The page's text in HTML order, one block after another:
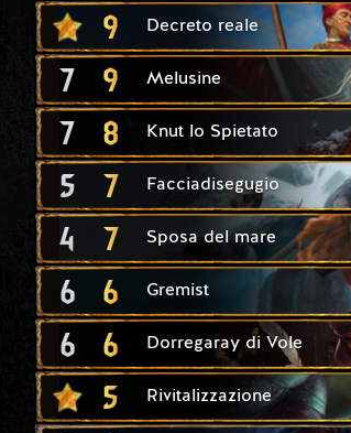
9 Decreto reale
7 9 Melusine
7 8 Knut lo Spietato
5 7 Facciadisegugio
4 7 Sposa del mare
6 6 Gremist
6 6 Dorregaray di Vole
5 Rivitalizzazione